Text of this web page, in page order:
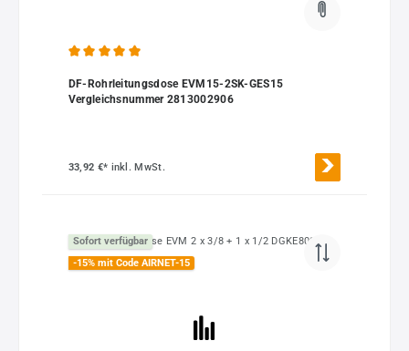
DF-Rohrleitungsdose EVM15-2SK-GES15
Vergleichsnummer 2813002906
33,92 €* inkl. MwSt.
Sofort verfügbar
-15% mit Code AIRNET-15